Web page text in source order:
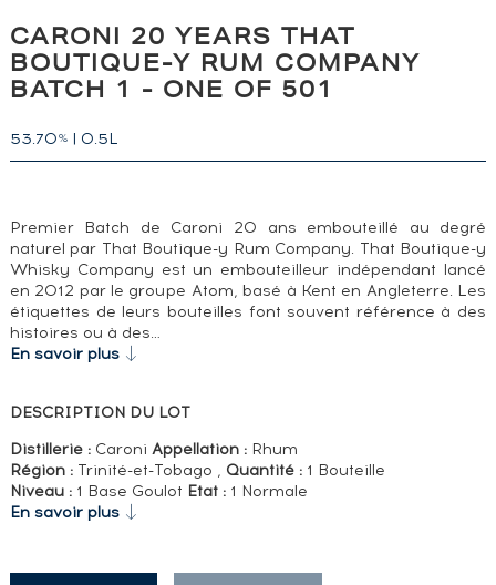
CARONI 20 YEARS THAT
BOUTIQUE-Y RUM COMPANY
BATCH 1 - ONE OF 501
53.70% | 0.5L
Premier Batch de Caroni 20 ans embouteillé au degré
naturel par That Boutique-y Rum Company. That Boutique-y
Whisky Company est un embouteilleur indépendant lancé
en 2012 par le groupe Atom, basé à Kent en Angleterre. Les
étiquettes de leurs bouteilles font souvent référence à des
histoires ou à des…
En savoir plus
DESCRIPTION DU LOT
Distillerie :Caroni Appellation :Rhum
Région : Trinité-et-Tobago , Quantité :1 Bouteille
Niveau :1 Base Goulot Etat :1 Normale
En savoir plus